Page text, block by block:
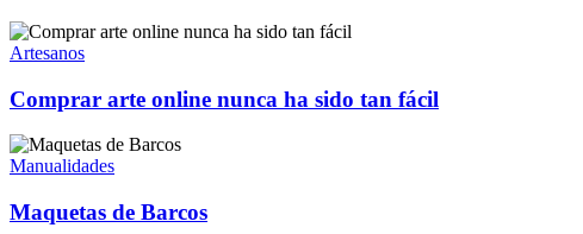
Artesanos
Comprar arte online nunca ha sido tan fácil
Manualidades
Maquetas de Barcos